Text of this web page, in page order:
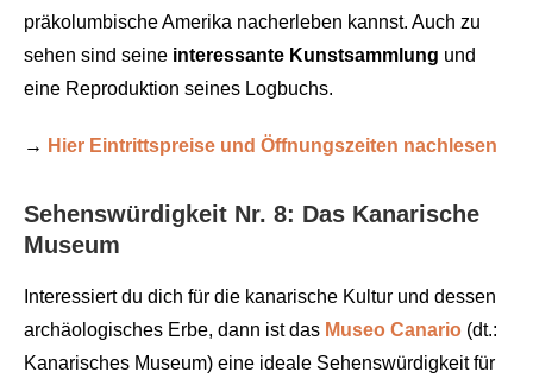
präkolumbische Amerika nacherleben kannst. Auch zu
sehen sind seine interessante Kunstsammlung und
eine Reproduktion seines Logbuchs.
→ Hier Eintrittspreise und Öffnungszeiten nachlesen
Sehenswürdigkeit Nr. 8: Das Kanarische
Museum
Interessiert du dich für die kanarische Kultur und dessen
archäologisches Erbe, dann ist das Museo Canario (dt.:
Kanarisches Museum) eine ideale Sehenswürdigkeit für